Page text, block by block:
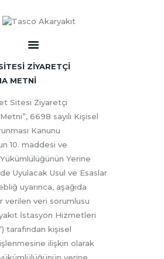
ZİYARETÇİ
METNİ
Sitesi Ziyaretçi
6698 sayılı Kişisel
Kanunu
10. maddesi ve
Yerine
Uyulacak Usul ve Esaslar
uyarınca, aşağıda
verilen veri sorumlusu
İstasyon Hizmetleri
tarafından kişisel
ilişkin olarak